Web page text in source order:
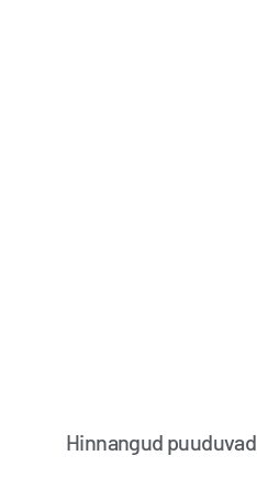
Hinnangud puuduvad